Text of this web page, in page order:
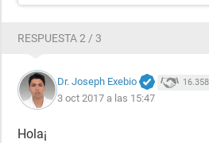
RESPUESTA 2 / 3
Dr. Joseph Exebio 16.358
3 oct 2017 a las 15:47
Hola¡